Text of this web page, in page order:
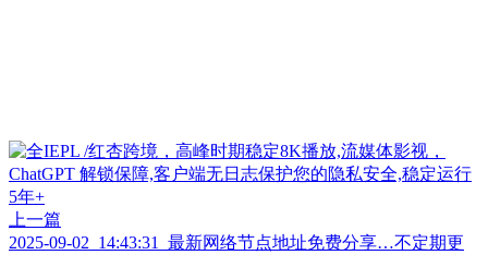
上一篇
2025-09-02_14:43:31_最新网络节点地址免费分享…不定期更